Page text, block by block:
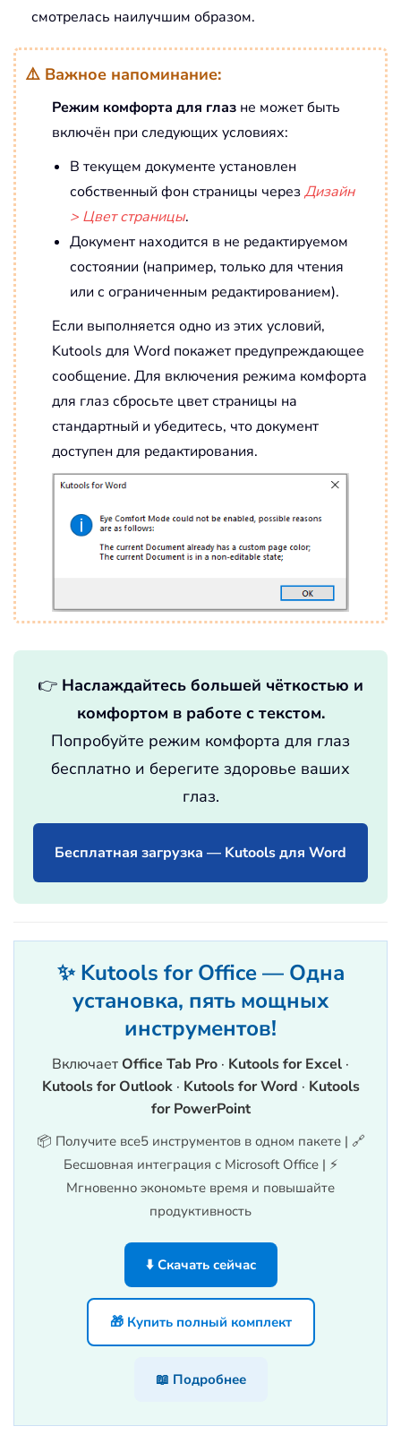
смотрелась наилучшим образом.
⚠️ Важное напоминание:
Режим комфорта для глаз не может быть
включён при следующих условиях:
В текущем документе установлен
собственный фон страницы черезДизайн
> Цвет страницы.
Документ находится в не редактируемом
состоянии (например, только для чтения
или с ограниченным редактированием).
Если выполняется одно из этих условий,
Kutools для Word покажет предупреждающее
сообщение. Для включения режима комфорта
для глаз сбросьте цвет страницы на
стандартный и убедитесь, что документ
доступен для редактирования.
👉 Наслаждайтесь большей чёткостью и
комфортом в работе с текстом.
Попробуйте режим комфорта для глаз
бесплатно и берегите здоровье ваших
глаз.
Бесплатная загрузка — Kutools для Word
✨ Kutools for Office — Одна
установка, пять мощных
инструментов!
ВключаетOffice Tab Pro · Kutools for Excel ·
Kutools for Outlook· Kutools for Word · Kutools
for PowerPoint
📦 Получите все5 инструментов в одном пакете | 🔗
Бесшовная интеграция с Microsoft Office | ⚡
Мгновенно экономьте время и повышайте
продуктивность
⬇️ Скачать сейчас
🎁 Купить полный комплект
📖 Подробнее